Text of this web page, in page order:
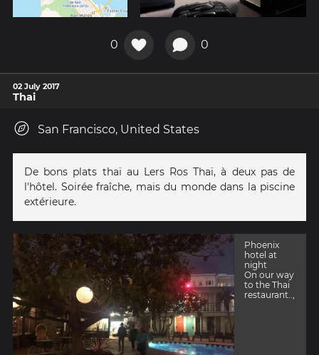
0 0
02 July 2017
Thai
San Francisco, United States
De bons plats thaï au Lers Ros Thaï, à deux pas de
l'hôtel. Soirée fraîche, mais du monde dans la piscine
extérieure.
Phoenix
hotel at
night
On our way
to the Thai
restaurant..,